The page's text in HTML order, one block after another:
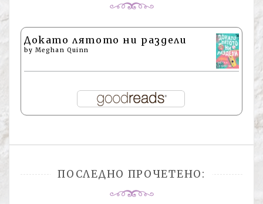
Докато лятото ни раздели
by Meghan Quinn
ПОСЛЕДНО ПРОЧЕТЕНО: